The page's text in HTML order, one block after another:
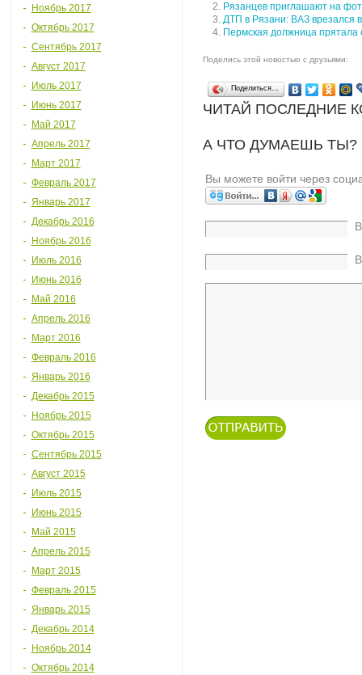
Ноябрь 2017
Октябрь 2017
Сентябрь 2017
Август 2017
Июль 2017
Июнь 2017
Май 2017
Апрель 2017
Март 2017
Февраль 2017
Январь 2017
Декабрь 2016
Ноябрь 2016
Июль 2016
Июнь 2016
Май 2016
Апрель 2016
Март 2016
Февраль 2016
Январь 2016
Декабрь 2015
Ноябрь 2015
Октябрь 2015
Сентябрь 2015
Август 2015
Июль 2015
Июнь 2015
Май 2015
Апрель 2015
Март 2015
Февраль 2015
Январь 2015
Декабрь 2014
Ноябрь 2014
Октябрь 2014
Рязанцев приглашают на
ДТП в Рязани: ВАЗ врезался
Пермская должница прятала
Поделись этой новостью с друзьями:
Поделиться…
ЧИТАЙ ПОСЛЕДНИЕ
А ЧТО ДУМАЕШЬ
Вы можете войти через